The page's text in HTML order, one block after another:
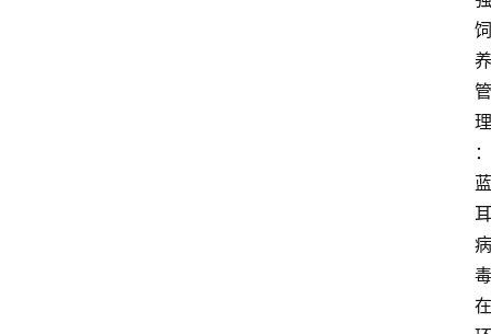
饲
养
管
理
：
蓝
耳
病
毒
在